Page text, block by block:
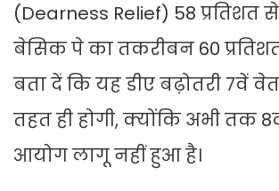
(Dearness Relief) 58 प्रतिशत
बेसिक पे का तकरीबन 60 प्रतिशत
बता दें कि यह डीए बढ़ोतरी 7वें
तहत ही होगी, क्योंकि अभी तक
आयोग लागू नहीं हुआ है।